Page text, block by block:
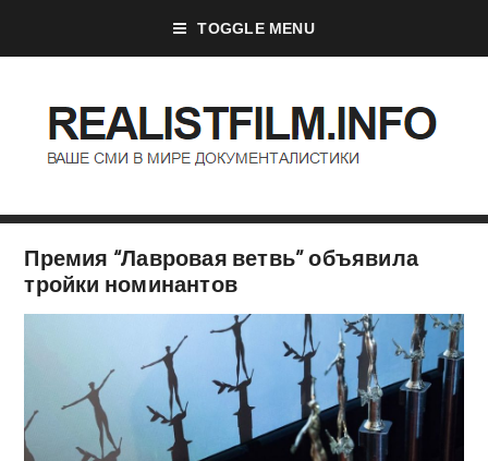
TOGGLE MENU
Премия “Лавровая ветвь” объявила
тройки номинантов